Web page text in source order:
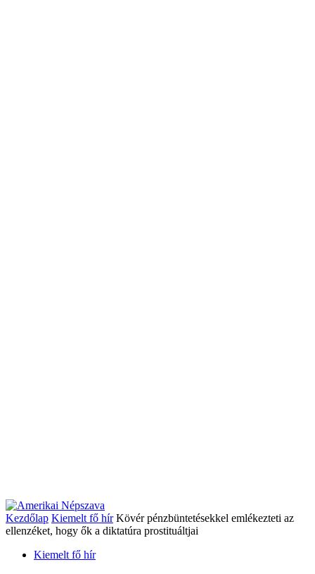
Kezdőlap Kiemelt fő hír Kövér pénzbüntetésekkel emlékezteti az
ellenzéket, hogy ők a diktatúra prostituáltjai
Kiemelt fő hír